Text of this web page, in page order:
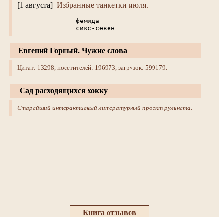
[1 августа] Избранные танкетки июля.
фемида
сикс-севен
Евгений Горный. Чужие слова
Цитат: 13298, посетителей: 196973, загрузок: 599179.
Сад расходящихся хокку
Старейший интерактивный литературный проект рулинета.
Книга отзывов